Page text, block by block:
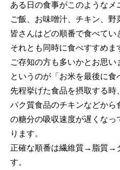
ある日の食事がこのようなメ
ご飯、お味噌汁、チキン、野
皆さんはどの順番で食べてい
それとも同時に食べすすめま
ご存知の方も多いかとお思
というのが「お米を最後に食
先程挙げた食品を摂取する
パク質食品のチキンなどから
の糖分の吸収速度が遅くなっ
ります。
正確な順番は繊維質→脂質→
す。